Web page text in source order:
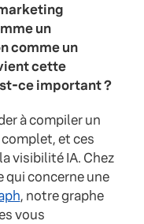
un
comme un
cette
ce important ?
à compiler un
et ces
visibilité IA. Chez
concerne une
, notre graphe
vous